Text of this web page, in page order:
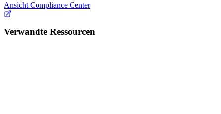
Ansicht Compliance Center
Verwandte Ressourcen